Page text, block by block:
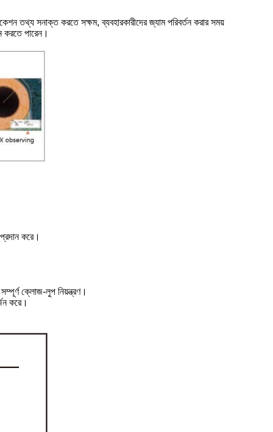
তথ্য সনাক্ত করতে সক্ষম, ব্যবহারকারীদের জ্যাম পরিবর্তন করার সময়
করতে পারেন।
করে।
ক্লোজ-লুপ নিয়ন্ত্রণ।
করে।